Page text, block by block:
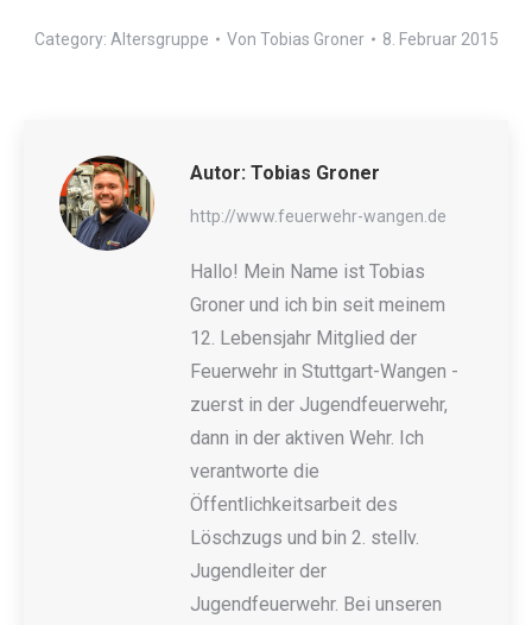
Category: Altersgruppe Von Tobias Groner 8. Februar 2015
Autor: Tobias Groner
http://www.feuerwehr-wangen.de
Hallo! Mein Name ist Tobias
Groner und ich bin seit meinem
12. Lebensjahr Mitglied der
Feuerwehr in Stuttgart-Wangen -
zuerst in der Jugendfeuerwehr,
dann in der aktiven Wehr. Ich
verantworte die
Öffentlichkeitsarbeit des
Löschzugs und bin 2. stellv.
Jugendleiter der
Jugendfeuerwehr. Bei unseren